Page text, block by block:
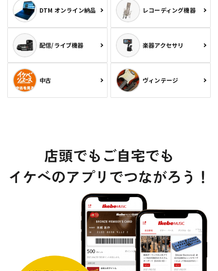
DTM オンライン納品 レコーディング機器
配信/ライブ機器 楽器アクセサリ
中古 ヴィンテージ